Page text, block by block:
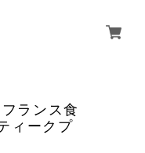
ランス食
ィークプ